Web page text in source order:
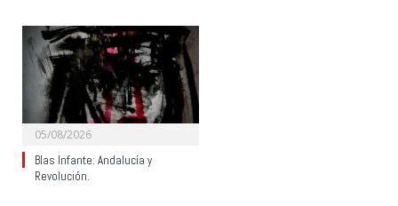
05/08/2026
Blas Infante: Andalucía y
Revolución.